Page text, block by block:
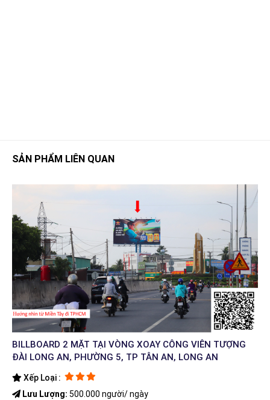
SẢN PHẨM LIÊN QUAN
BILLBOARD 2 MẶT TẠI VÒNG XOAY CÔNG VIÊN TƯỢNG
ĐÀI LONG AN, PHƯỜNG 5, TP TÂN AN, LONG AN
Xếp Loại :
Lưu Lượng: 500.000 người/ ngày